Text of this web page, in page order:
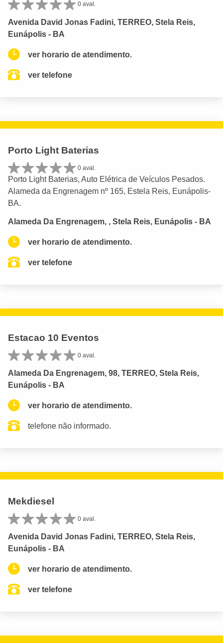
0 aval.
Avenida David Jonas Fadini, TERREO, Stela Reis,
Eunápolis - BA
ver horario de atendimento.
ver telefone
Porto Light Baterias
0 aval.
Porto Light Baterias, Auto Elétrica de Veículos Pesados.
Alameda da Engrenagem nº 165, Estela Reis, Eunápolis-
BA.
Alameda Da Engrenagem, , Stela Reis, Eunápolis - BA
ver horario de atendimento.
ver telefone
Estacao 10 Eventos
0 aval.
Alameda Da Engrenagem, 98, TERREO, Stela Reis,
Eunápolis - BA
ver horario de atendimento.
telefone não informado.
Mekdiesel
0 aval.
Avenida David Jonas Fadini, TERREO, Stela Reis,
Eunápolis - BA
ver horario de atendimento.
ver telefone